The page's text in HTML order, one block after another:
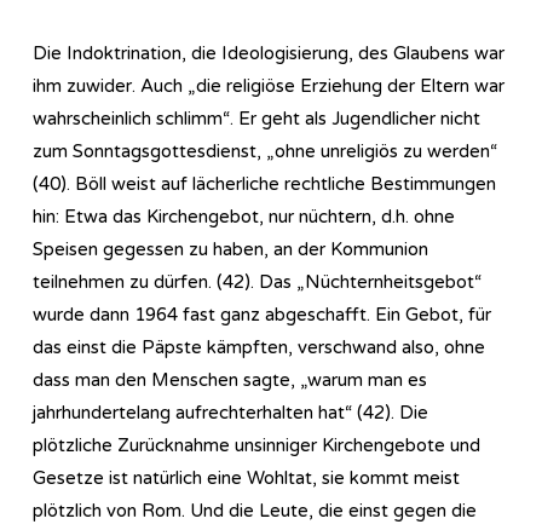
Die Indoktrination, die Ideologisierung, des Glaubens war
ihm zuwider. Auch „die religiöse Erziehung der Eltern war
wahrscheinlich schlimm“. Er geht als Jugendlicher nicht
zum Sonntagsgottesdienst, „ohne unreligiös zu werden“
(40). Böll weist auf lächerliche rechtliche Bestimmungen
hin: Etwa das Kirchengebot, nur nüchtern, d.h. ohne
Speisen gegessen zu haben, an der Kommunion
teilnehmen zu dürfen. (42). Das „Nüchternheitsgebot“
wurde dann 1964 fast ganz abgeschafft. Ein Gebot, für
das einst die Päpste kämpften, verschwand also, ohne
dass man den Menschen sagte, „warum man es
jahrhundertelang aufrechterhalten hat“ (42). Die
plötzliche Zurücknahme unsinniger Kirchengebote und
Gesetze ist natürlich eine Wohltat, sie kommt meist
plötzlich von Rom. Und die Leute, die einst gegen die